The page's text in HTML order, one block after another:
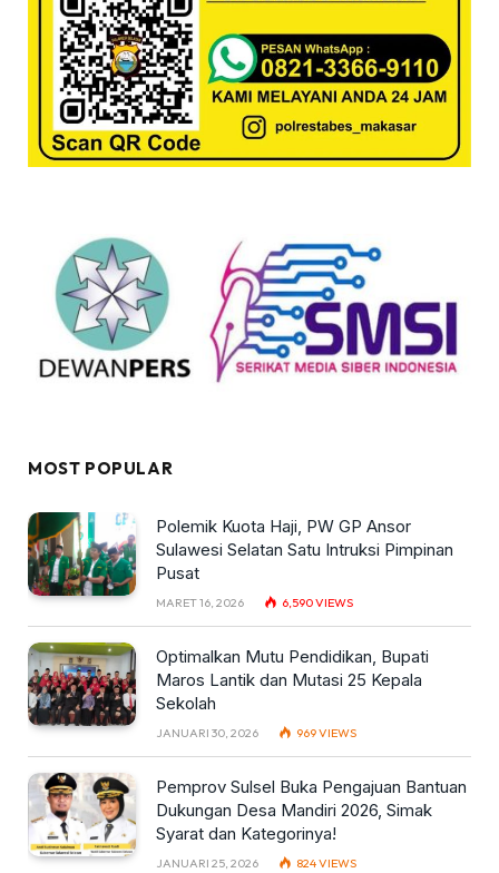
MOST POPULAR
Polemik Kuota Haji, PW GP Ansor
Sulawesi Selatan Satu Intruksi Pimpinan
Pusat
MARET 16, 2026 6,590VIEWS
Optimalkan Mutu Pendidikan, Bupati
Maros Lantik dan Mutasi 25 Kepala
Sekolah
JANUARI 30, 2026 969VIEWS
Pemprov Sulsel Buka Pengajuan Bantuan
Dukungan Desa Mandiri 2026, Simak
Syarat dan Kategorinya!
JANUARI 25, 2026 824VIEWS